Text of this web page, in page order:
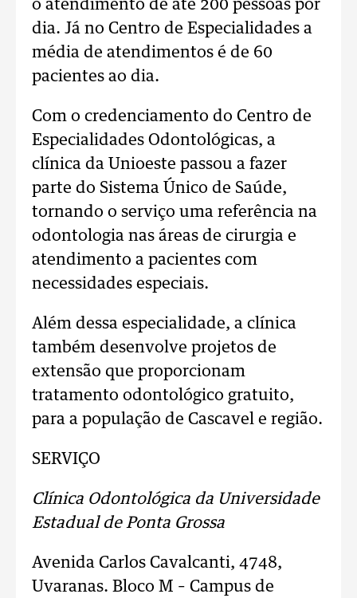
o atendimento de até 200 pessoas por
dia. Já no Centro de Especialidades a
média de atendimentos é de 60
pacientes ao dia.
Com o credenciamento do Centro de
Especialidades Odontológicas, a
clínica da Unioeste passou a fazer
parte do Sistema Único de Saúde,
tornando o serviço uma referência na
odontologia nas áreas de cirurgia e
atendimento a pacientes com
necessidades especiais.
Além dessa especialidade, a clínica
também desenvolve projetos de
extensão que proporcionam
tratamento odontológico gratuito,
para a população de Cascavel e região.
SERVIÇO
Clínica Odontológica da Universidade
Estadual de Ponta Grossa
Avenida Carlos Cavalcanti, 4748,
Uvaranas. Bloco M – Campus de